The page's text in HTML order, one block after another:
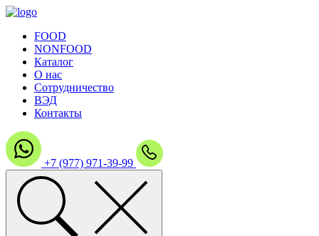
FOOD
NONFOOD
Каталог
О нас
Сотрудничество
ВЭД
Контакты
+7 (977) 971-39-99